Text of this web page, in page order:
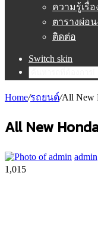
ความรู้เรื่
ตารางผ่อ
ติดต่อ
Switch skin
Home/รถยนต์/All New
All New
admin
1,015